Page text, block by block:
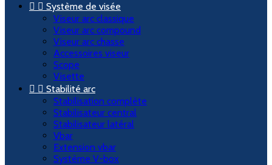
  Système de visée
Viseur arc classique
Viseur arc compound
Viseur arc chasse
Accessoires viseur
Scope
Visette
  Stabilité arc
Stabilisation complète
Stabilisateur central
Stabilisateur latéral
Vbar
Extension vbar
Système V-box